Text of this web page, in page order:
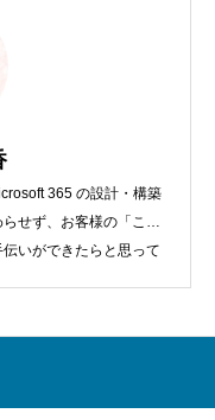
365 の設計・構築
せず、お客様の「こう
いができたらと思って